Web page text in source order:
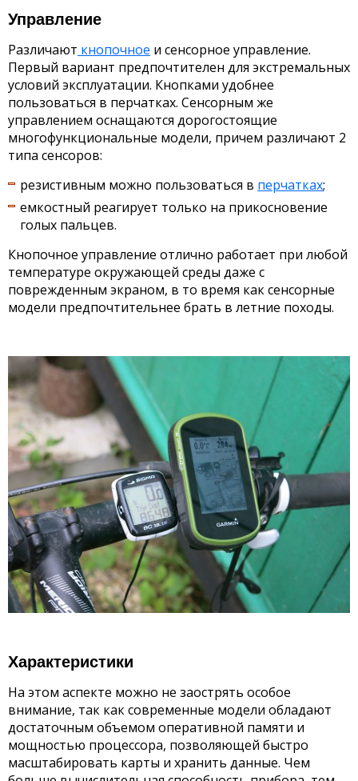
Управление
Различают кнопочное и сенсорное управление.
Первый вариант предпочтителен для экстремальных
условий эксплуатации. Кнопками удобнее
пользоваться в перчатках. Сенсорным же
управлением оснащаются дорогостоящие
многофункциональные модели, причем различают 2
типа сенсоров:
резистивным можно пользоваться в перчатках;
емкостный реагирует только на прикосновение
голых пальцев.
Кнопочное управление отлично работает при любой
температуре окружающей среды даже с
поврежденным экраном, в то время как сенсорные
модели предпочтительнее брать в летние походы.
Характеристики
На этом аспекте можно не заострять особое
внимание, так как современные модели обладают
достаточным объемом оперативной памяти и
мощностью процессора, позволяющей быстро
масштабировать карты и хранить данные. Чем